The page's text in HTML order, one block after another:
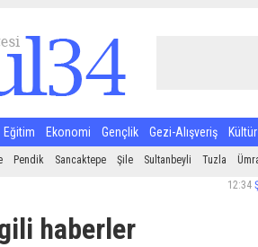
Eğitim Ekonomi Gençlik Gezi-Alışveriş
Pendik Sancaktepe Şile Sultanbeyli Tuzla
Şile
haberler